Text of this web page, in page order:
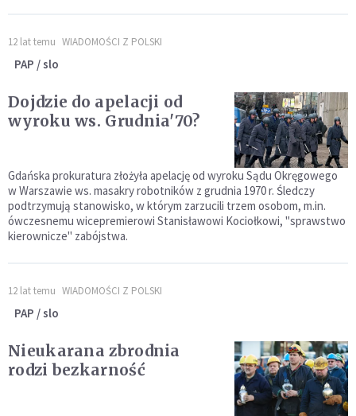
12 lat temu WIADOMOŚCI Z POLSKI
PAP / slo
Dojdzie do apelacji od
wyroku ws. Grudnia'70?
Gdańska prokuratura złożyła apelację od wyroku Sądu Okręgowego
w Warszawie ws. masakry robotników z grudnia 1970 r. Śledczy
podtrzymują stanowisko, w którym zarzucili trzem osobom, m.in.
ówczesnemu wicepremierowi Stanisławowi Kociołkowi, "sprawstwo
kierownicze" zabójstwa.
12 lat temu WIADOMOŚCI Z POLSKI
PAP / slo
Nieukarana zbrodnia
rodzi bezkarność